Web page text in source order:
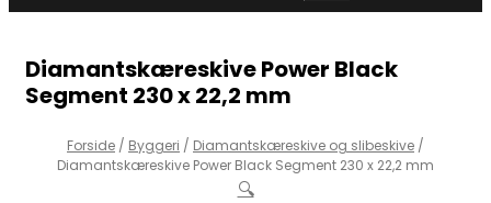
efter:
Diamantskæreskive Power Black
Segment 230 x 22,2 mm
Forside / Byggeri / Diamantskæreskive og slibeskive /
Diamantskæreskive Power Black Segment 230 x 22,2 mm
🔍